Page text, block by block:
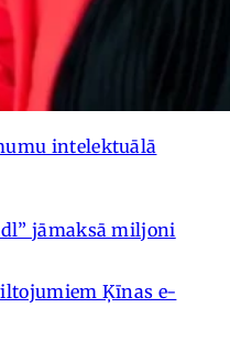
intelektuālā
jāmaksā miljoni
Ķīnas e-